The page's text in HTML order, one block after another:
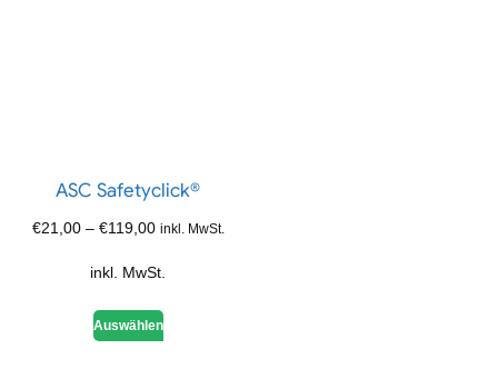
ASC Safetyclick®
€21,00– €119,00 inkl. MwSt.
inkl. MwSt.
Auswählen